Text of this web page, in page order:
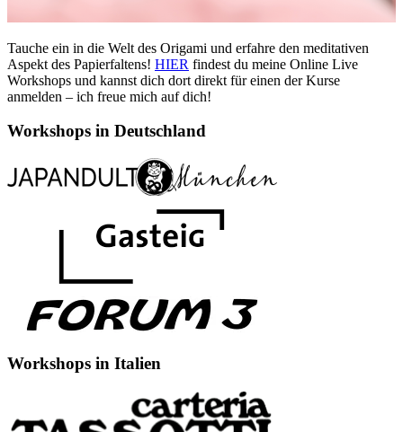
Tauche ein in die Welt des Origami und erfahre den meditativen
Aspekt des Papierfaltens! HIER findest du meine Online Live
Workshops und kannst dich dort direkt für einen der Kurse
anmelden – ich freue mich auf dich!
Workshops in Deutschland
Workshops in Italien